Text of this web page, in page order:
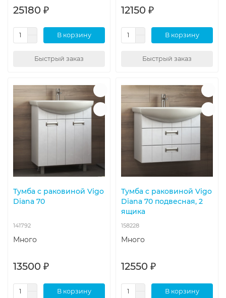
25180 ₽
В корзину
Быстрый заказ
12150 ₽
В корзину
Быстрый заказ
Тумба с раковиной Vigo
Diana 70
141792
Много
13500 ₽
В корзину
Тумба с раковиной Vigo
Diana 70 подвесная, 2
ящика
158228
Много
12550 ₽
В корзину